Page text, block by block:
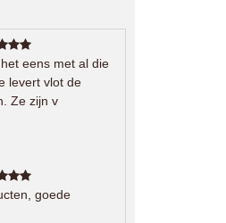
eens met al die
levert vlot de
Ze zijn v
goede